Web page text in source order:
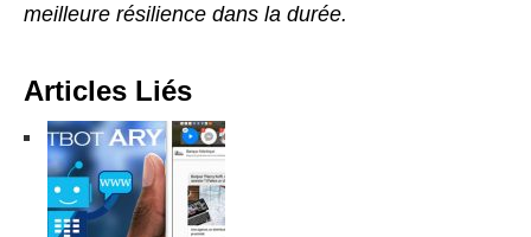
meilleure résilience dans la durée.
Articles Liés